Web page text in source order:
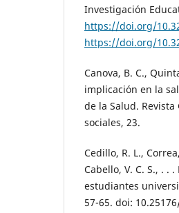
Investigación
https://doi.org/
https://doi.org/
Canova, B. C.,
implicación en la
de la Salud.
sociales, 23.
Cedillo, R. L.,
Cabello, V. C. S., . .
estudiantes
57-65. doi: